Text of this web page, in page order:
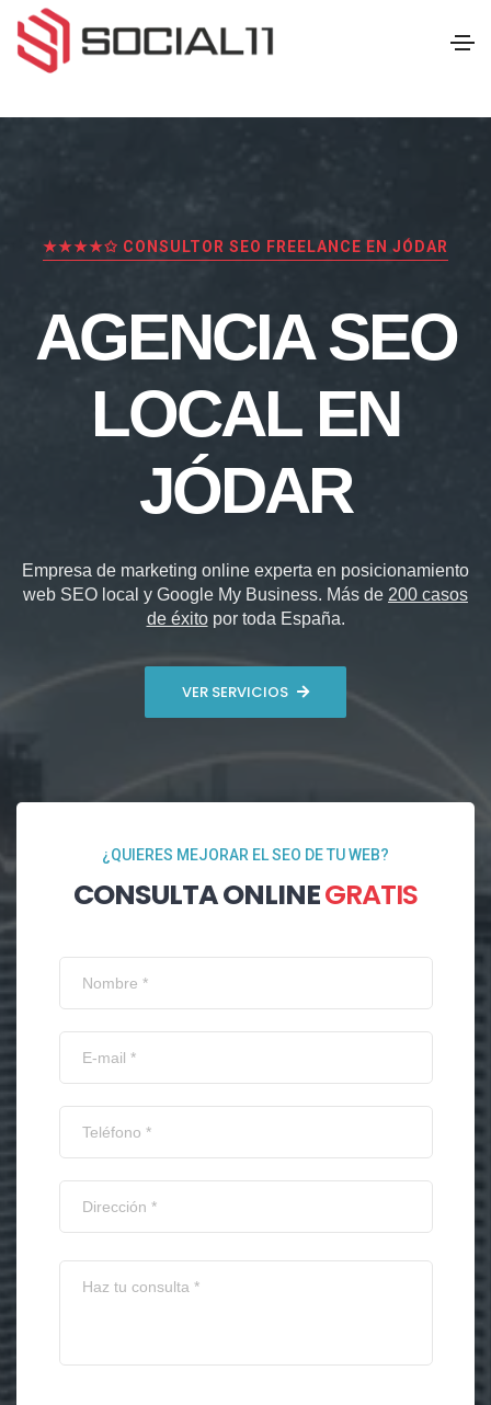
★★★★✩ CONSULTOR SEO FREELANCE EN JÓDAR
AGENCIA SEO
LOCAL EN
JÓDAR
Empresa de marketing online experta en posicionamiento
web SEO local y Google My Business. Más de 200 casos
de éxitopor toda España.
VER SERVICIOS
¿QUIERES MEJORAR EL SEO DE TU WEB?
CONSULTA ONLINEGRATIS